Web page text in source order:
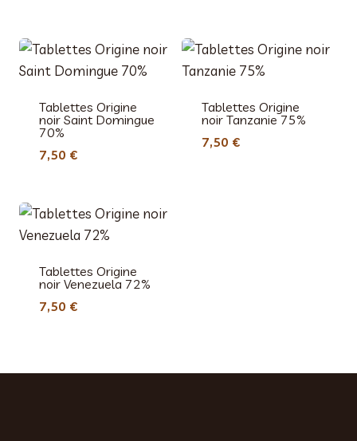
Tablettes Origine
noir Saint Domingue
70%
7,50 €
Tablettes Origine
noir Tanzanie 75%
7,50 €
Tablettes Origine
noir Venezuela 72%
7,50 €